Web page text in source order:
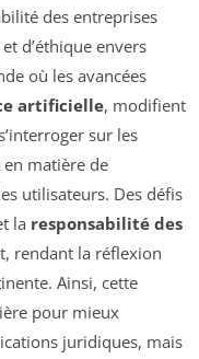
des entreprises
d’éthique envers
où les avancées
artificielle, modifient
sur les
matière de
utilisateurs. Des défis
la responsabilité des
rendant la réflexion
Ainsi, cette
pour mieux
juridiques, mais